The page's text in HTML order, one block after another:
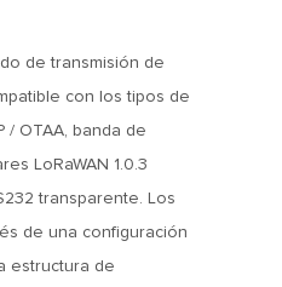
de transmisión de
con los tipos de
/ OTAA, banda de
LoRaWAN 1.0.3
transparente. Los
de una configuración
estructura de